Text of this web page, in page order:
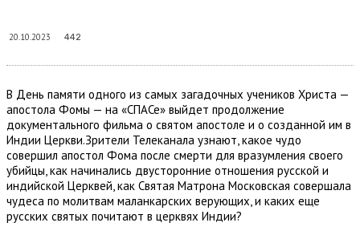
20.10.2023 442
В День памяти одного из самых загадочных учеников Христа —
апостола Фомы — на «СПАСе» выйдет продолжение
документального фильма о святом апостоле и о созданной им в
Индии Церкви.Зрители Телеканала узнают, какое чудо
совершил апостол Фома после смерти для вразумления своего
убийцы, как начинались двусторонние отношения русской и
индийской Церквей, как Святая Матрона Московская совершала
чудеса по молитвам маланкарских верующих, и каких еще
русских святых почитают в церквях Индии?